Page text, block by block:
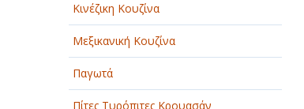
Κινέζικη Κουζίνα
Μεξικανική Κουζίνα
Παγωτά
Πίτες Τυρόπιτες Κρουασάν